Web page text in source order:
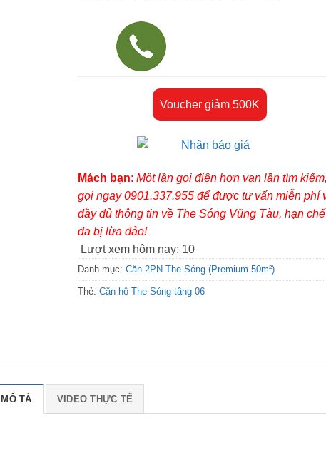
Voucher giảm 500K
Mách bạn: Một lần gọi điện hơn vạn lần tìm kiếm,
gọi ngay 0901.337.955 để được tư vấn miễn phí
đầy đủ thông tin về The Sóng Vũng Tàu, hạn
đa bị lừa đảo!
Lượt xem hôm nay: 10
Danh mục: Căn 2PN The Sóng (Premium 50m²)
Thẻ: Căn hộ The Sóng tầng 06
MÔ TẢ VIDEO THỰC TẾ